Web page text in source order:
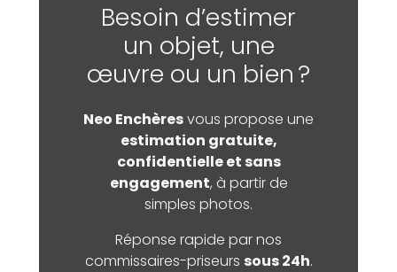
Besoin d’estimer
un objet, une
œuvre ou un bien ?
Neo Enchèresvous propose une
estimation gratuite,
confidentielle et sans
engagement, à partir de
simples photos.
Réponse rapide par nos
commissaires-priseurs sous 24h.